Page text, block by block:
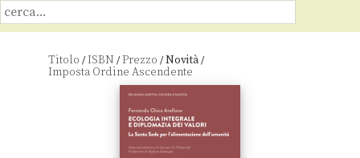
Titolo /ISBN /Prezzo /Novità/